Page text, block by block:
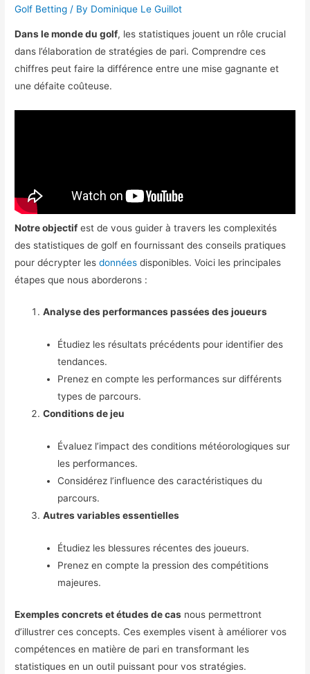
Golf Betting / By Dominique Le Guillot
Dans le monde du golf, les statistiques jouent un rôle crucial
dans l’élaboration de stratégies de pari. Comprendre ces
chiffres peut faire la différence entre une mise gagnante et
une défaite coûteuse.
Notre objectif est de vous guider à travers les complexités
des statistiques de golf en fournissant des conseils pratiques
pour décrypter lesdonnées disponibles. Voici les principales
étapes que nous aborderons :
Analyse des performances passées des joueurs
Étudiez les résultats précédents pour identifier des
tendances.
Prenez en compte les performances sur différents
types de parcours.
Conditions de jeu
Évaluez l’impact des conditions météorologiques sur
les performances.
Considérez l’influence des caractéristiques du
parcours.
Autres variables essentielles
Étudiez les blessures récentes des joueurs.
Prenez en compte la pression des compétitions
majeures.
Exemples concrets et études de cas nous permettront
d’illustrer ces concepts. Ces exemples visent à améliorer vos
compétences en matière de pari en transformant les
statistiques en un outil puissant pour vos stratégies.